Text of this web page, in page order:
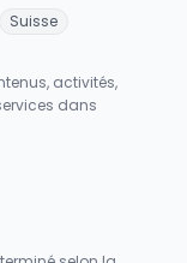
Suisse
activités,
dans